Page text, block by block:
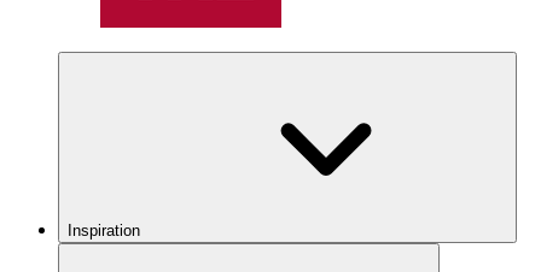
Inspiration